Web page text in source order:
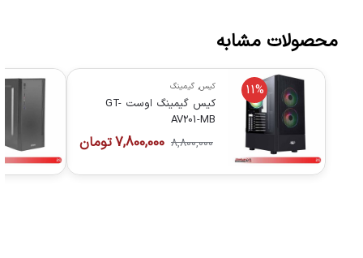
محصولات مشابه
11% کیس, گیمینگ
کیس گیمینگ اوست GT-
AV201-MB
8,800,000
7,800,000تومان